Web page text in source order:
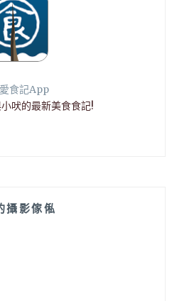
愛食記App
吠的最新美食食記!
攝影傢俬